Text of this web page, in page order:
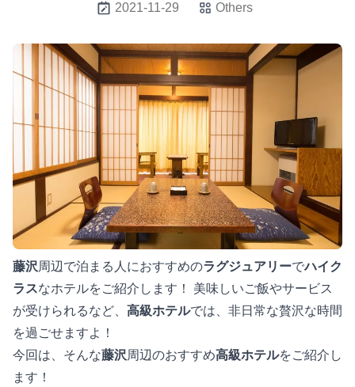
2021-11-29 Others
藤沢周辺で泊まる人におすすめのラグジュアリーでハイク
ラスなホテルをご紹介します！ 美味しいご飯やサービス
が受けられるなど、 高級ホテルでは、非日常な贅沢な時間
を過ごせますよ！
今回は、そんな藤沢周辺のおすすめ高級ホテルをご紹介し
ます！